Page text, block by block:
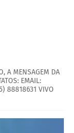
A MENSAGEM DA
EMAIL:
88818631 VIVO